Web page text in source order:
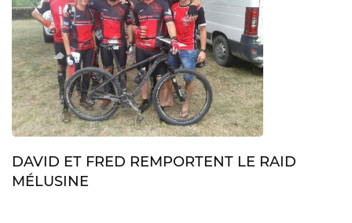
DAVID ET FRED REMPORTENT LE RAID
MÉLUSINE